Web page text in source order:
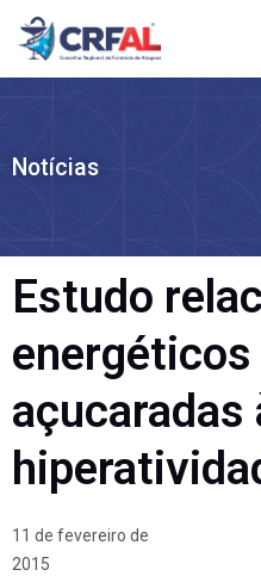
Ir
para
Notícias
Estudo
energéticos
açucaradas
11 de fevereiro de
2015